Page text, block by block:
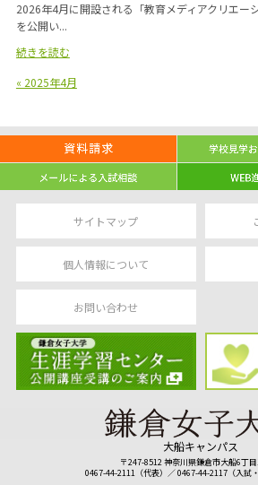
2026年4月に開設される「教育メディアクリエー
を公開い...
続きを読む
« 2025年4月
サイトマップ
個人情報について
お問い合わせ
大船キャンパス
〒247-8512 神奈川県鎌倉市大船6丁
0467-44-2111（代表）／ 0467-44-2117（入試